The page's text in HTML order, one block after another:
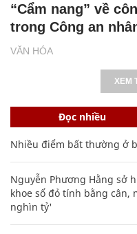
VĂN HÓA
“Cẩm nang” về
trong Công an
XEM
Đọc nhiều
Nhiều điểm bất thường ở
Nguyễn Phương Hằng sở
khoe sổ đỏ tính bằng cân,
nghìn tỷ'